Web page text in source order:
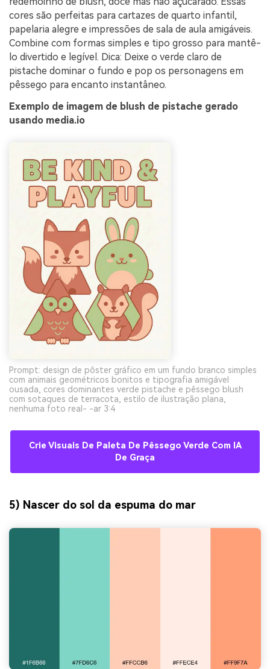
cores são perfeitas para cartazes de quarto infantil,
papelaria alegre e impressões de sala de aula amigáveis.
Combine com formas simples e tipo grosso para mantê-
lo divertido e legível. Dica: Deixe o verde claro de
pistache dominar o fundo e pop os personagens em
pêssego para encanto instantâneo.
Exemplo de imagem de blush de pistache gerado
usando media.io
Prompt: design de pôster gráfico em um fundo branco simples
com animais geométricos bonitos e tipografia amigável
ousada, cores dominantes verde pistache e pêssego blush
com sotaques de terracota, estilo de ilustração plana,
nenhuma foto real- -ar 3:4
Crie Visuais De Paleta De Pêssego Verde Com IA
De Graça
5) Nascer do sol da espuma do mar